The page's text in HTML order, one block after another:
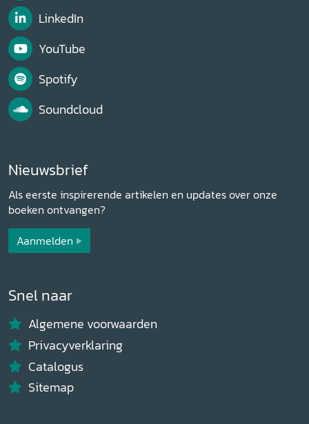
LinkedIn
YouTube
Spotify
Soundcloud
Nieuwsbrief
Als eerste inspirerende artikelen en updates over onze
boeken ontvangen?
Aanmelden
Snel naar
Algemene voorwaarden
Privacyverklaring
Catalogus
Sitemap